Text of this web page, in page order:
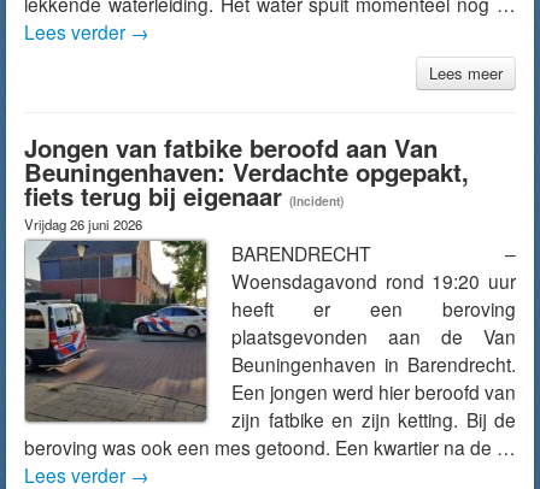
Lees verder →
Lees meer
Jongen van fatbike beroofd aan Van
Beuningenhaven: Verdachte opgepakt,
fiets terug bij eigenaar (Incident)
Vrijdag 26 juni 2026
BARENDRECHT –
Woensdagavond rond 19:20 uur
heeft er een beroving
plaatsgevonden aan de Van
Beuningenhaven in Barendrecht.
Een jongen werd hier beroofd van
zijn fatbike en zijn ketting. Bij de
beroving was ook een mes getoond. Een kwartier na de …
Lees verder →